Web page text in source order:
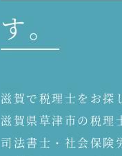
す。
滋賀で税理士をお探
滋賀県草津市の税理
司法書士・社会保険